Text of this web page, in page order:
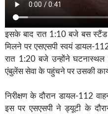
इसके बाद रात 1:10 बजे बस स्टैंड
मिलने पर एसएसपी स्वयं डायल-
रात 1:20 बजे उन्होंने घटनास्थल
एंबुलेंस सेवा के पहुंचने पर उसकी
निरीक्षण के दौरान डायल-112
इस पर एसएसपी ने ड्यूटी के दौरान